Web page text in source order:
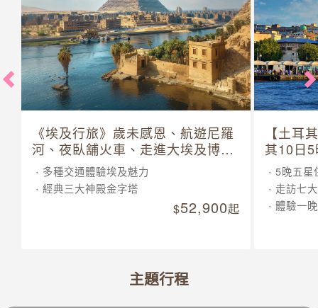
《埃及行旅》歲未感恩、航遊尼羅
河、夜臥舖火車、走進大埃及博物
館 10 日
多種交通體驗埃及魅力
經典三大神殿金字塔
52,900起
【土耳
其10日
5晚五星
走訪七
體驗一
主題行程